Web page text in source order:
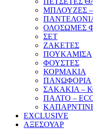
ΜΠΛΟΥΖΕΣ –
ΟΛΟΣΩΜΕΣ
ΣΕΤ
ΖΑΚΕΤΕΣ
ΠΟΥΚΑΜΙΣΑ
ΦΟΥΣΤΕΣ
ΚΟΡΜΑΚΙΑ
ΠΑΝΩΦΟΡΙΑ
ΣΑΚΑΚΙΑ –
ΠΑΛΤΟ –
EXCLUSIVE
ΑΞΕΣΟΥΑΡ